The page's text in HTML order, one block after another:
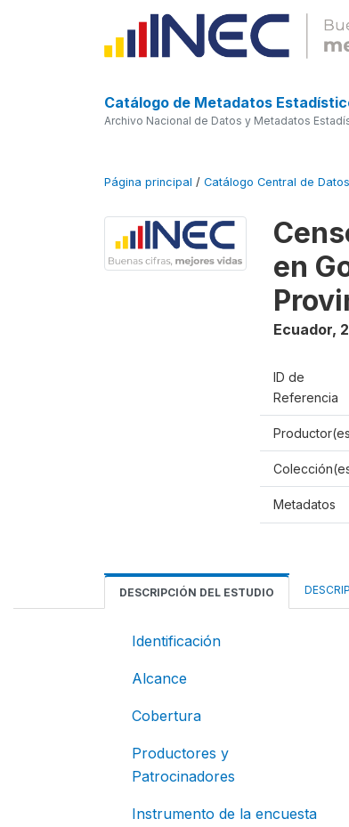
Catálogo de Metadatos
Archivo Nacional de Datos y Metadatos
Página principal / Catálogo Central de Datos
en
Ecuador,
ID de
Referencia
Metadatos
DESCRIPCIÓN DEL ESTUDIO
Identificación
Alcance
Cobertura
Productores y
Patrocinadores
Instrumento de la encuesta